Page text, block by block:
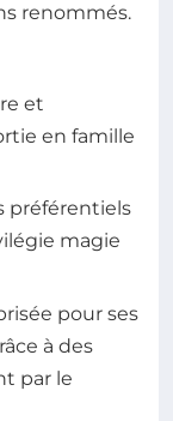
renommés.
et
en famille
préférentiels
magie
pour ses
à des
par le